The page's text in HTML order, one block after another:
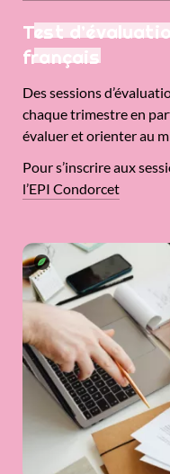
Test
français
Des sessions
chaque trimestre en
évaluer et orienter au
Pour s’inscrire aux
l’EPI Condorcet